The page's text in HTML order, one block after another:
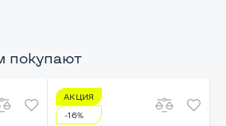
Встроенный
блока
покупают
АКЦИЯ
-16%